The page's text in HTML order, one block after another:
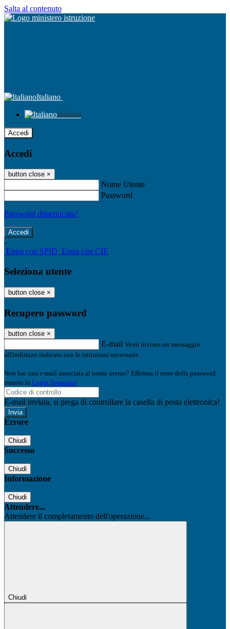
Salta al contenuto
Italiano
Italiano
Accedi
Accedi
button close ×
Nome Utente
Password
Password dimenticata?
-
Entra con SPID Entra con CIE
Seleziona utente
button close ×
Recupero password
button close ×
E-mail Verrà inviato un messaggio
all'indirizzo indicato con le istruzioni necessarie.
Non hai una e-mail associata al nome utente? Effettua il reset della password
tramite la Login Spaggiari
E-mail inviata, si prega di controllare la casella di posta elettronica!
Errore
Chiudi
Successo
Chiudi
Informazione
Chiudi
Attendere...
Attendere il completamento dell'operazione...
Chiudi